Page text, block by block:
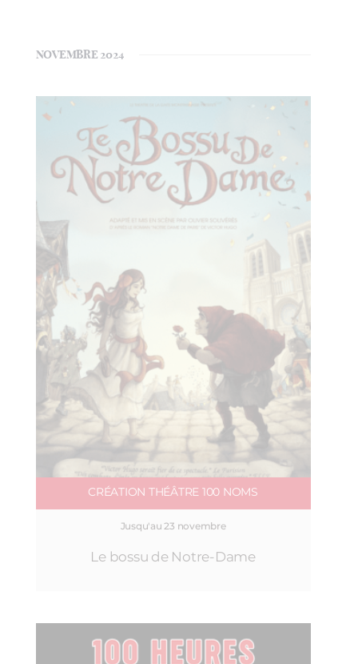
NOVEMBRE 2024
CRÉATION THÉÂTRE 100 NOMS
Jusqu'au 23 novembre
Le bossu de Notre-Dame